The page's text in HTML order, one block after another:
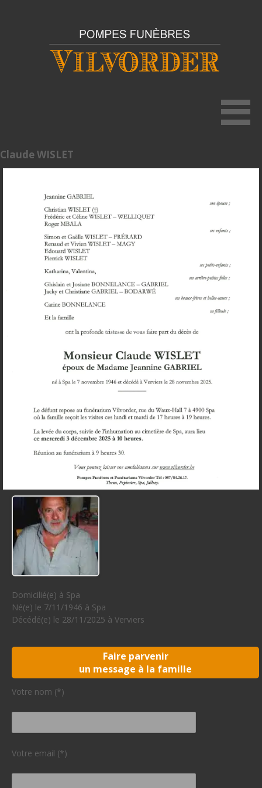
Claude WISLET
Domicilié(e) à Spa
Né(e) le 7/11/1946 à Spa
Décédé(e) le 28/11/2025 à Verviers
Faire parvenir
un message à la famille
Votre nom (*)
Votre email (*)